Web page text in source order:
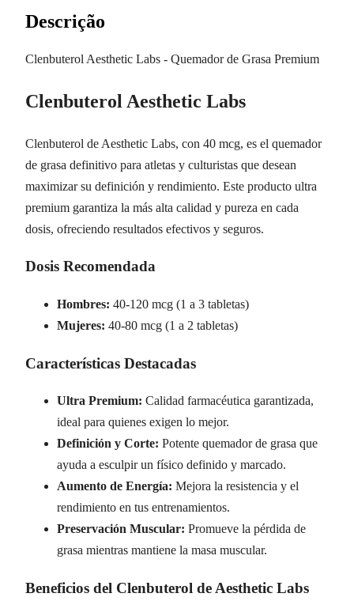
Descrição
Clenbuterol Aesthetic Labs - Quemador de Grasa Premium
Clenbuterol Aesthetic Labs
Clenbuterol de Aesthetic Labs, con 40 mcg, es el quemador
de grasa definitivo para atletas y culturistas que desean
maximizar su definición y rendimiento. Este producto ultra
premium garantiza la más alta calidad y pureza en cada
dosis, ofreciendo resultados efectivos y seguros.
Dosis Recomendada
Hombres: 40-120 mcg (1 a 3 tabletas)
Mujeres: 40-80 mcg (1 a 2 tabletas)
Características Destacadas
Ultra Premium: Calidad farmacéutica garantizada,
ideal para quienes exigen lo mejor.
Definición y Corte: Potente quemador de grasa que
ayuda a esculpir un físico definido y marcado.
Aumento de Energía: Mejora la resistencia y el
rendimiento en tus entrenamientos.
Preservación Muscular: Promueve la pérdida de
grasa mientras mantiene la masa muscular.
Beneficios del Clenbuterol de Aesthetic Labs